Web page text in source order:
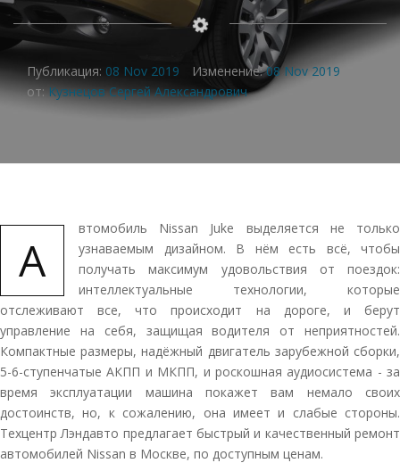
Публикация: 08 Nov 2019 Изменение:08 Nov 2019
от:Кузнецов Сергей Александрович
А
втомобиль Nissan Juke выделяется не только
узнаваемым дизайном. В нём есть всё, чтобы
получать максимум удовольствия от поездок:
интеллектуальные технологии, которые
отслеживают все, что происходит на дороге, и берут
управление на себя, защищая водителя от неприятностей.
Компактные размеры, надёжный двигатель зарубежной сборки,
5-6-ступенчатые АКПП и МКПП, и роскошная аудиосистема - за
время эксплуатации машина покажет вам немало своих
достоинств, но, к сожалению, она имеет и слабые стороны.
Техцентр Лэндавто предлагает быстрый и качественный ремонт
автомобилей Nissan в Москве, по доступным ценам.